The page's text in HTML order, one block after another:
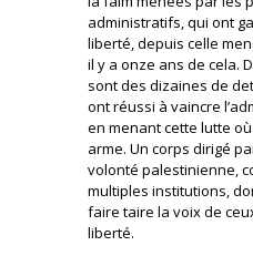
administratifs, qui ont
liberté, depuis celle
il y a onze ans de cela.
sont des dizaines de
ont réussi à vaincre
en menant cette lutte
arme. Un corps dirigé
volonté palestinienne,
multiples institutions,
faire taire la voix de
liberté.